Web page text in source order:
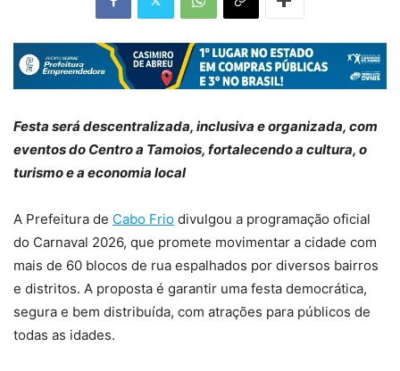
Festa será descentralizada, inclusiva e organizada, com
eventos do Centro a Tamoios, fortalecendo a cultura, o
turismo e a economia local
A Prefeitura de Cabo Frio divulgou a programação oficial
do Carnaval 2026, que promete movimentar a cidade com
mais de 60 blocos de rua espalhados por diversos bairros
e distritos. A proposta é garantir uma festa democrática,
segura e bem distribuída, com atrações para públicos de
todas as idades.